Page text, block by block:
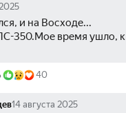
и на Восходе...
350.Мое время ушло, к
40
14 августа 2025